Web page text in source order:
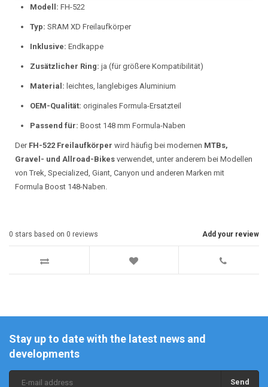
Modell: FH-522
Typ: SRAM XD Freilaufkörper
Inklusive: Endkappe
Zusätzlicher Ring: ja (für größere Kompatibilität)
Material: leichtes, langlebiges Aluminium
OEM-Qualität: originales Formula-Ersatzteil
Passend für: Boost 148 mm Formula-Naben
Der FH-522 Freilaufkörper wird häufig bei modernen MTBs,
Gravel- und Allroad-Bikes verwendet, unter anderem bei Modellen
von Trek, Specialized, Giant, Canyon und anderen Marken mit
Formula Boost 148-Naben.
Add your review
0 stars based on 0 reviews
Stay up to date with the latest news and
developments
Send